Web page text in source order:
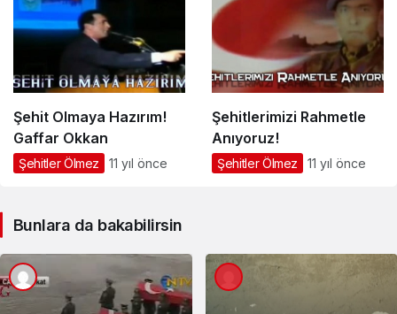
Şehit Olmaya Hazırım!
Gaffar Okkan
Şehitler Ölmez 11 yıl önce
Şehitlerimizi Rahmetle
Anıyoruz!
Şehitler Ölmez 11 yıl önce
Bunlara da bakabilirsin